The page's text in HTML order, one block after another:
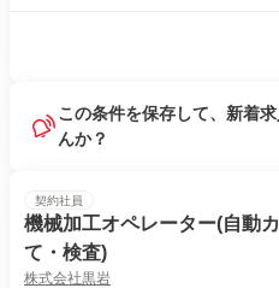
この条件を保存して、新着
んか？
契約社員
機械加工オペレーター(自動
て・検査)
株式会社黒岩